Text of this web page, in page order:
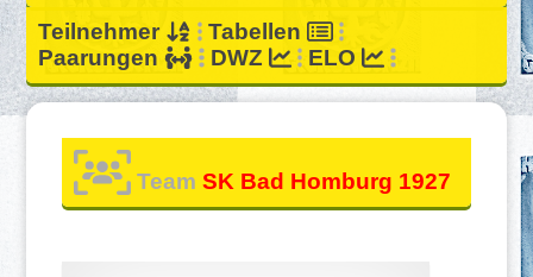
Teilnehmer
Tabellen
Paarungen
DWZ ELO
Team SK Bad Homburg 1927